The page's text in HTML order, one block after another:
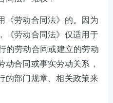
《劳动合同法》的。因为
《劳动合同法》仅适用于
的劳动合同或建立的劳动
动合同或事实劳动关系，
的部门规章、相关政策来